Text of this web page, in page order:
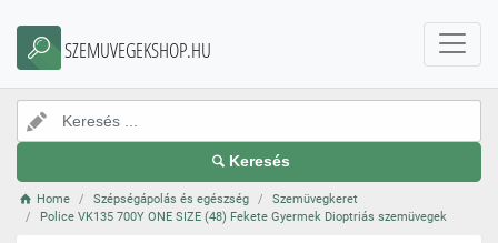
SZEMUVEGEKSHOP.HU
Keresés
Home Szépségápolás és egészség
Szemüvegkeret
Police VK135 700Y ONE SIZE (48) Fekete Gyermek Dioptriás szemüvegek